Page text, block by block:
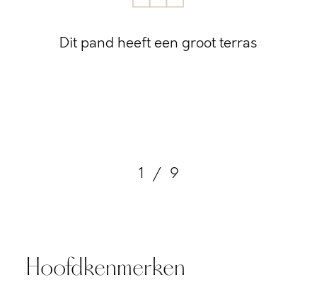
Dit pand heeft een groot terras
1 / 9
Hoofdkenmerken